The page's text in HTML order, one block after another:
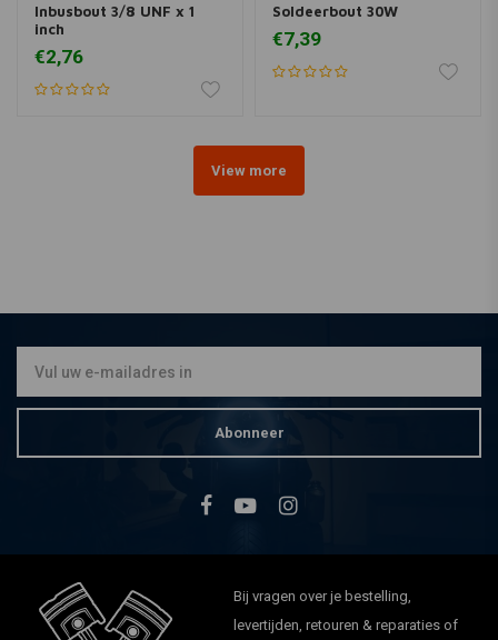
Inbusbout 3/8 UNF x 1
inch
€2,76
Soldeerbout 30W
€7,39
View more
Abonneer
Bij vragen over je bestelling,
levertijden, retouren & reparaties of